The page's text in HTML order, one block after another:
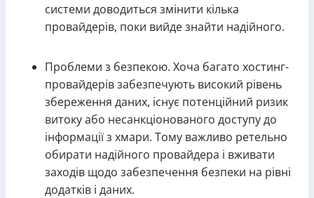
системи доводиться змінити кілька
провайдерів, поки вийде знайти надійного.
Проблеми з безпекою. Хоча багато хостинг-
провайдерів забезпечують високий рівень
збереження даних, існує потенційний ризик
витоку або несанкціонованого доступу до
інформації з хмари. Тому важливо ретельно
обирати надійного провайдера і вживати
заходів щодо забезпечення безпеки на рівні
додатків і даних.